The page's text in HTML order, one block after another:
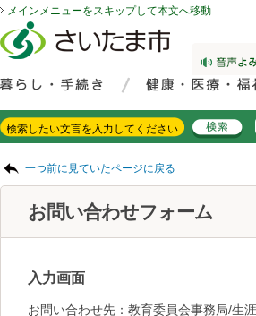
メインメニューをスキップして本文へ移動
一つ前に見ていたページに戻る
お問い合わせフォーム
入力画面
お問い合わせ先：教育委員会事務局/生